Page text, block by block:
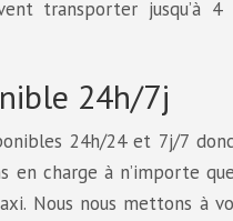
transporter jusqu’à
24h/7j
24h/24 et 7j/7
en charge à n’importe
Nous nous mettons à